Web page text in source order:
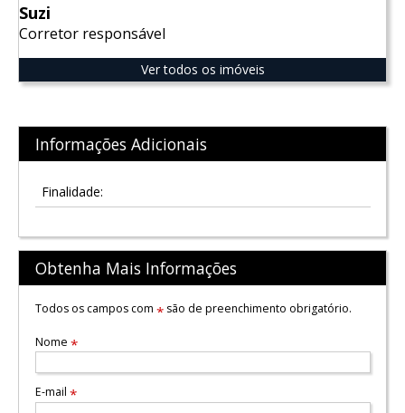
Suzi
Corretor responsável
Ver todos os imóveis
Informações Adicionais
Finalidade:
Obtenha Mais Informações
Todos os campos com *são de preenchimento obrigatório.
Nome *
E-mail *